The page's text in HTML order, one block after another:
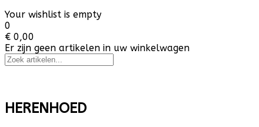
Your wishlist is empty
0
€ 0,00
Er zijn geen artikelen in uw winkelwagen
HERENHOED